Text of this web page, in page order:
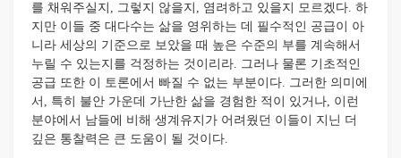
를 채워주실지, 그렇지 않을지, 염려하고 있을지 모르겠다. 하
지만 이들 중 대다수는 삶을 영위하는 데 필수적인 공급이 아
니라 세상의 기준으로 보았을 때 높은 수준의 부를 계속해서
누릴 수 있는지를 걱정하는 것이리라. 그러나 물론 기초적인
공급 또한 이 토론에서 빠질 수 없는 부분이다. 그러한 의미에
서, 특히 불안 가운데 가난한 삶을 경험한 적이 있거나, 이런
분야에서 남들에 비해 생계유지가 어려웠던 이들이 지닌 더
깊은 통찰력은 큰 도움이 될 것이다.